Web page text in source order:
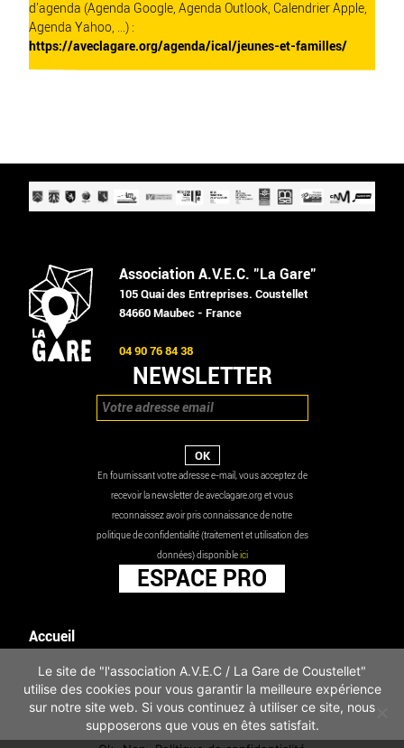
d'agenda (Agenda Google, Agenda Outlook, Calendrier Apple,
Agenda Yahoo, ...) :
https://aveclagare.org/agenda/ical/jeunes-et-familles/
Association A.V.E.C. "La Gare"
105 Quai des Entreprises. Coustellet
84660 Maubec - France
04 90 76 84 38
NEWSLETTER
En fournissant votre adresse e-mail, vous acceptez de
recevoir la newsletter de aveclagare.org et vous
reconnaissez avoir pris connaissance de notre
politique de confidentialité (traitement et utilisation des
données) disponibleici
ESPACE PRO
Accueil
Les actualités
Mentions légales
Infos pratiques
Politique de confidentialité
Le site de "l'association A.V.E.C / La Gare de Coustellet"
utilise des cookies pour vous garantir la meilleure expérience
sur notre site web. Si vous continuez à utiliser ce site, nous
supposerons que vous en êtes satisfait.